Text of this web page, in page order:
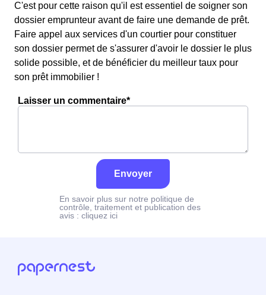
C'est pour cette raison qu'il est essentiel de soigner son
dossier emprunteur avant de faire une demande de prêt.
Faire appel aux services d'un courtier pour constituer
son dossier permet de s'assurer d'avoir le dossier le plus
solide possible, et de bénéficier du meilleur taux pour
son prêt immobilier !
Laisser un commentaire*
Envoyer
En savoir plus sur notre politique de
contrôle, traitement et publication des
avis : cliquez ici